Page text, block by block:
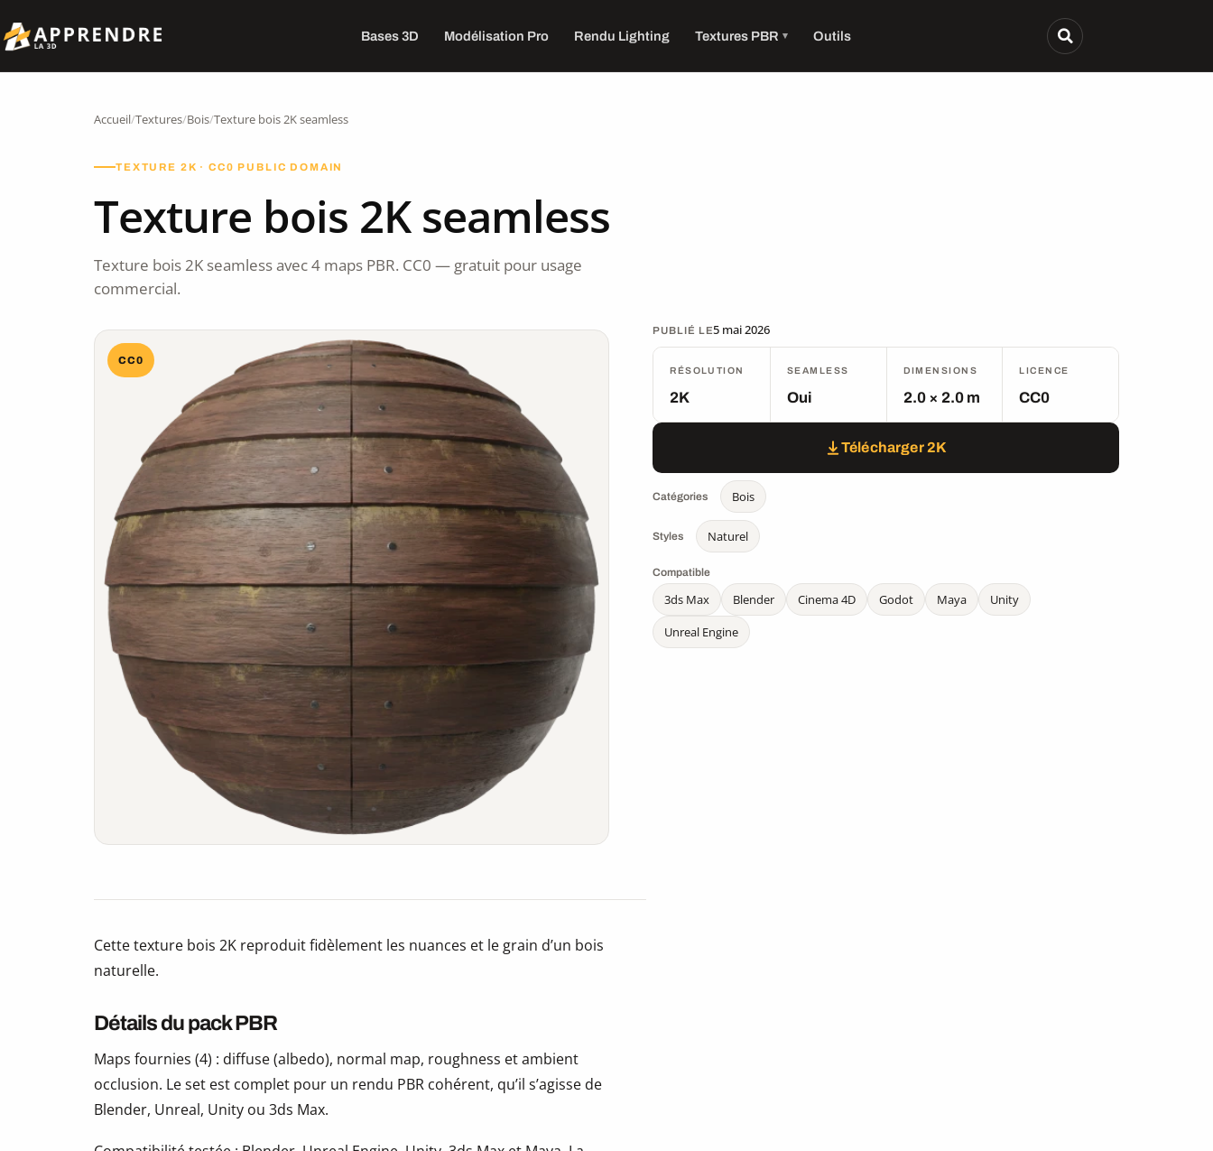
Bases 3D Modélisation Pro Rendu Lighting Textures PBR Outils
Accueil/Textures/Bois/Texture bois 2K seamless
TEXTURE 2K · CC0 PUBLIC DOMAIN
Texture bois 2K seamless
Texture bois 2K seamless avec 4 maps PBR. CC0 — gratuit pour usage
commercial.
CC0
PUBLIÉ LE5 mai 2026
RÉSOLUTION
2K
SEAMLESS
Oui
DIMENSIONS
2.0 × 2.0 m
LICENCE
CC0
Télécharger 2K
Catégories Bois
Styles Naturel
Compatible
3ds Max Blender Cinema 4D Godot Maya
Unity
Unreal Engine
Cette texture bois 2K reproduit fidèlement les nuances et le grain d’un bois
naturelle.
Détails du pack PBR
Maps fournies (4) : diffuse (albedo), normal map, roughness et ambient
occlusion. Le set est complet pour un rendu PBR cohérent, qu’il s’agisse de
Blender, Unreal, Unity ou 3ds Max.